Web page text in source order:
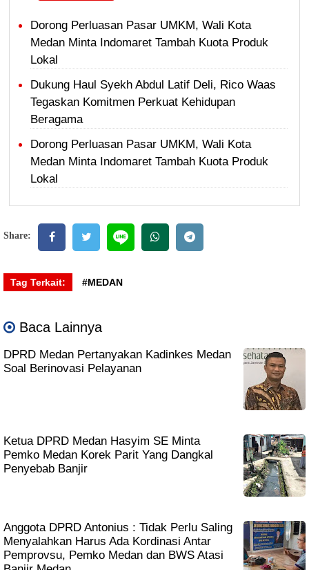
Dorong Perluasan Pasar UMKM, Wali Kota
Medan Minta Indomaret Tambah Kuota Produk
Lokal
Dukung Haul Syekh Abdul Latif Deli, Rico Waas
Tegaskan Komitmen Perkuat Kehidupan
Beragama
Dorong Perluasan Pasar UMKM, Wali Kota
Medan Minta Indomaret Tambah Kuota Produk
Lokal
Share:
Tag Terkait: #MEDAN
Baca Lainnya
DPRD Medan Pertanyakan Kadinkes Medan
Soal Berinovasi Pelayanan
Ketua DPRD Medan Hasyim SE Minta
Pemko Medan Korek Parit Yang Dangkal
Penyebab Banjir
Anggota DPRD Antonius : Tidak Perlu Saling
Menyalahkan Harus Ada Kordinasi Antar
Pemprovsu, Pemko Medan dan BWS Atasi